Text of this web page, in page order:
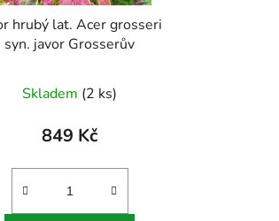
hrubý lat. Acer grosseri
syn. javor Grosserův
hodnocení
produktu
5,0
z
Skladem (2 ks)
849 Kč